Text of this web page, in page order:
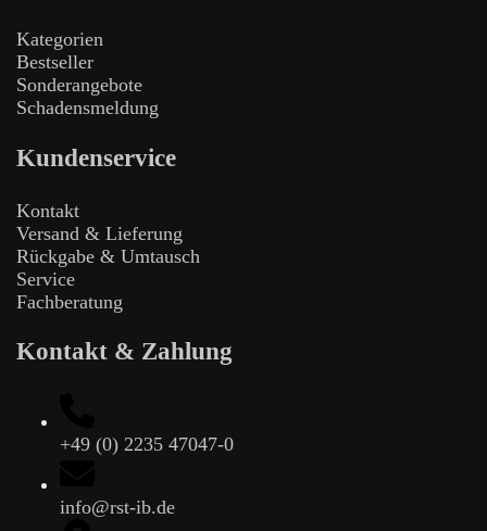
Kategorien
Bestseller
Sonderangebote
Schadensmeldung
Kundenservice
Kontakt
Versand & Lieferung
Rückgabe & Umtausch
Service
Fachberatung
Kontakt & Zahlung
+49 (0) 2235 47047-0
info@rst-ib.de